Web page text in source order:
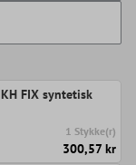
FIX syntetisk
1 Stykke(r)
300,57 kr